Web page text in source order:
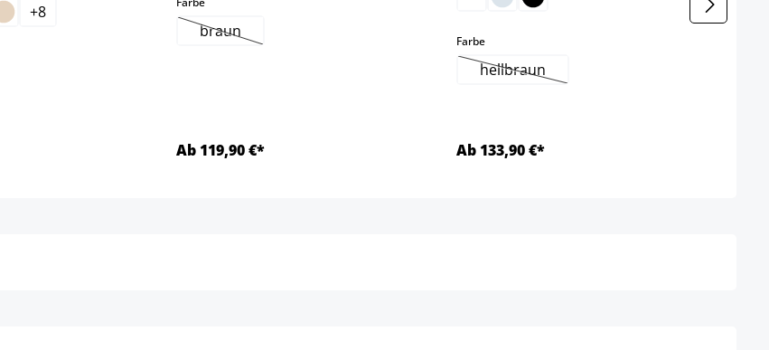
option n'est pas disponible pour le moment.)
+8
braun(Cette option n'est pas disponible pour le moment.)
Ab 119,90 €*
Farbeselect
hellbraun(Cette option n'est pas disponible pour le
Ab 133,90 €*